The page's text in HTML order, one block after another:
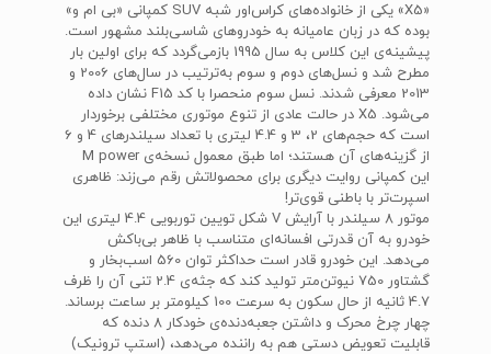
«X5» یکی از خانواده‌های کراس‌اور شبه SUV کمپانی «بی ام و»
بوده که در زبان عامیانه به خودروهای شاسی‌بلند مشهور است.
پیشینه‌ی این کلاس به سال 1995 بازمی‌گردد که برای اولین بار
مطرح شد و نسل‌های دوم و سوم به‌ترتیب در سال‌های 2006 و
2013 معرفی شدند. نسل سوم منحصرا با کد F15 نشان داده
می‌شود. X5 در حالت عادی از تنوع موتوری مختلفی برخوردار
است که حجم‌های 2، 3 و 4.4 لیتری با تعداد سیلندرهای 4 و 6
از گزینه‌های آن هستند؛ اما طبق معمول نسخه‌ی M power
این کمپانی روایت دیگری برای محصولاتش رقم می‌زند: ظاهری
اسپرت‌تر با باطنی قوی‌تر!
موتور 8 سیلندر با آرایش V شکل تویین توربویی 4.4 لیتری این
خودرو به آن قدرتی افسانه‌ای متناسب با ظاهر بی‌باکش
می‌دهد. این خودرو قادر است حداکثر توان 560 اسب‌بخار و
گشتاور 750 نیوتن‌متر تولید کند که جثه‌ی 2.4 تنی آن را ظرف
4.7 ثانیه از حال سکون به سرعت 100 کیلومتر بر ساعت برساند.
چهار چرخ محرک و داشتن جعبه‌دنده‌ی خودکار 8 دنده که
قابلیت تعویض دستی هم به راننده می‌دهد، (استپ ترونیک)